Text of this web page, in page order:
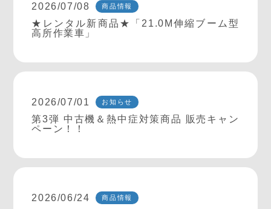
2026/07/08 商品情報
★レンタル新商品★「21.0M伸縮ブーム型
高所作業車」
2026/07/01 お知らせ
第3弾 中古機＆熱中症対策商品 販売キャン
ペーン！！
2026/06/24 商品情報